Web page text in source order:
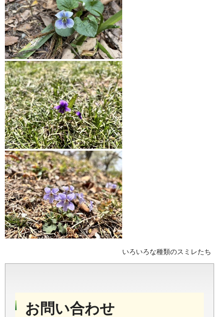
いろいろな種類のスミレたち
お問い合わせ